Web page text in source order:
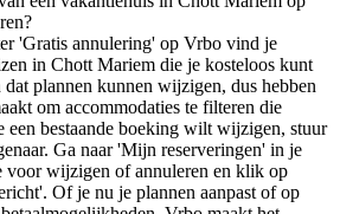
'Gratis annulering' op Vrbo vind je
in Chott Mariem die je kosteloos kunt
plannen kunnen wijzigen, dus hebben
om accommodaties te filteren die
bestaande boeking wilt wijzigen, stuur
Ga naar 'Mijn reserveringen' in je
voor wijzigen of annuleren en klik op
Of je nu je plannen aanpast of op